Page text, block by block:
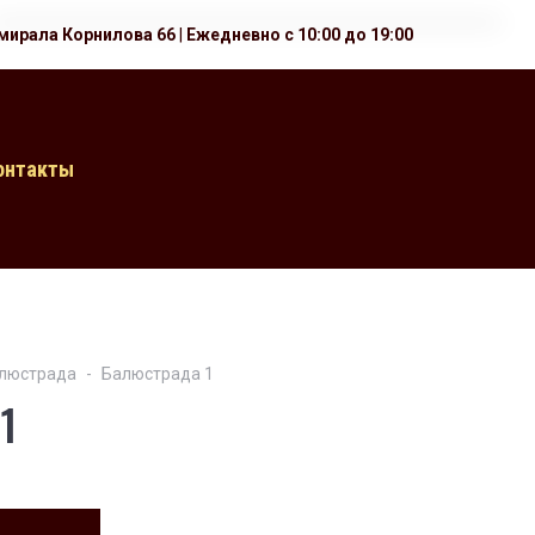
Корнилова 66 Ежедневно с 10:00 до 19:00
Балюстрада 1